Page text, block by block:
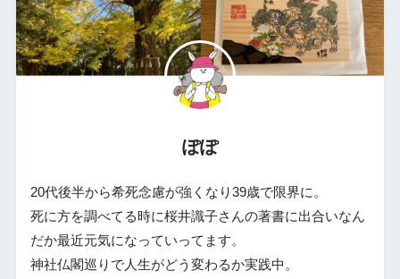
ぽぽ
20代後半から希死念慮が強くなり39歳で限界に。
死に方を調べてる時に桜井識子さんの著書に出合いなん
だか最近元気になっていってます。
神社仏閣巡りで人生がどう変わるか実践中。